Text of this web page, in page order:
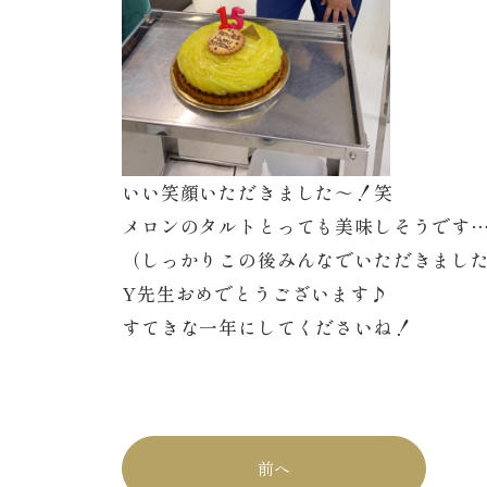
いい笑顔いただきました～！笑
メロンのタルトとっても美味しそうです…
（しっかりこの後みんなでいただきました
Y先生おめでとうございます♪
すてきな一年にしてくださいね！
前へ